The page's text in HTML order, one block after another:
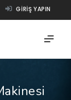
GIRIŞ YAPIN